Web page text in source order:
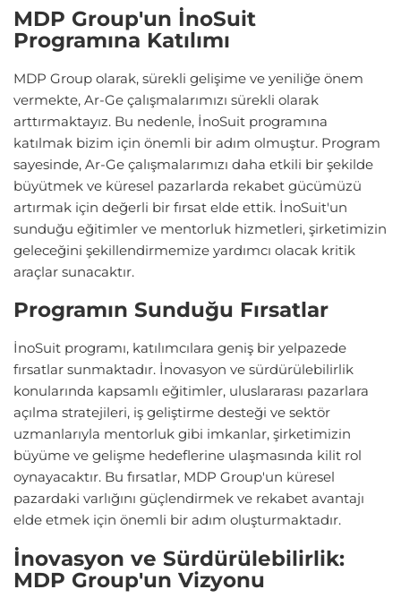
MDP Group'un İnoSuit
Programına Katılımı
MDP Group olarak, sürekli gelişime ve yeniliğe önem
vermekte, Ar-Ge çalışmalarımızı sürekli olarak
arttırmaktayız. Bu nedenle, İnoSuit programına
katılmak bizim için önemli bir adım olmuştur. Program
sayesinde, Ar-Ge çalışmalarımızı daha etkili bir şekilde
büyütmek ve küresel pazarlarda rekabet gücümüzü
artırmak için değerli bir fırsat elde ettik. İnoSuit'un
sunduğu eğitimler ve mentorluk hizmetleri, şirketimizin
geleceğini şekillendirmemize yardımcı olacak kritik
araçlar sunacaktır.
Programın Sunduğu Fırsatlar
İnoSuit programı, katılımcılara geniş bir yelpazede
fırsatlar sunmaktadır. İnovasyon ve sürdürülebilirlik
konularında kapsamlı eğitimler, uluslararası pazarlara
açılma stratejileri, iş geliştirme desteği ve sektör
uzmanlarıyla mentorluk gibi imkanlar, şirketimizin
büyüme ve gelişme hedeflerine ulaşmasında kilit rol
oynayacaktır. Bu fırsatlar, MDP Group'un küresel
pazardaki varlığını güçlendirmek ve rekabet avantajı
elde etmek için önemli bir adım oluşturmaktadır.
İnovasyon ve Sürdürülebilirlik:
MDP Group'un Vizyonu